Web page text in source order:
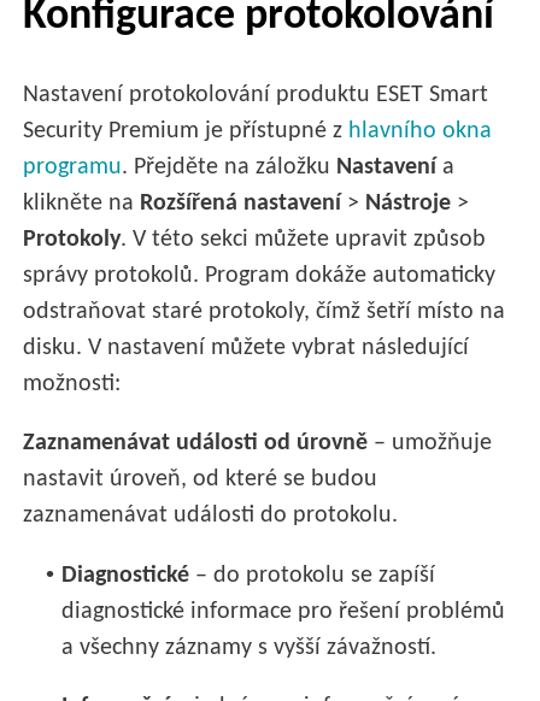
Konfigurace protokolování
Nastavení protokolování produktu ESET Smart
Security Premium je přístupné z hlavního okna
programu. Přejděte na záložku Nastavení a
klikněte na Rozšířená nastavení > Nástroje >
Protokoly. V této sekci můžete upravit způsob
správy protokolů. Program dokáže automaticky
odstraňovat staré protokoly, čímž šetří místo na
disku. V nastavení můžete vybrat následující
možnosti:
Zaznamenávat události od úrovně – umožňuje
nastavit úroveň, od které se budou
zaznamenávat události do protokolu.
• Diagnostické – do protokolu se zapíší
diagnostické informace pro řešení problémů
a všechny záznamy s vyšší závažností.